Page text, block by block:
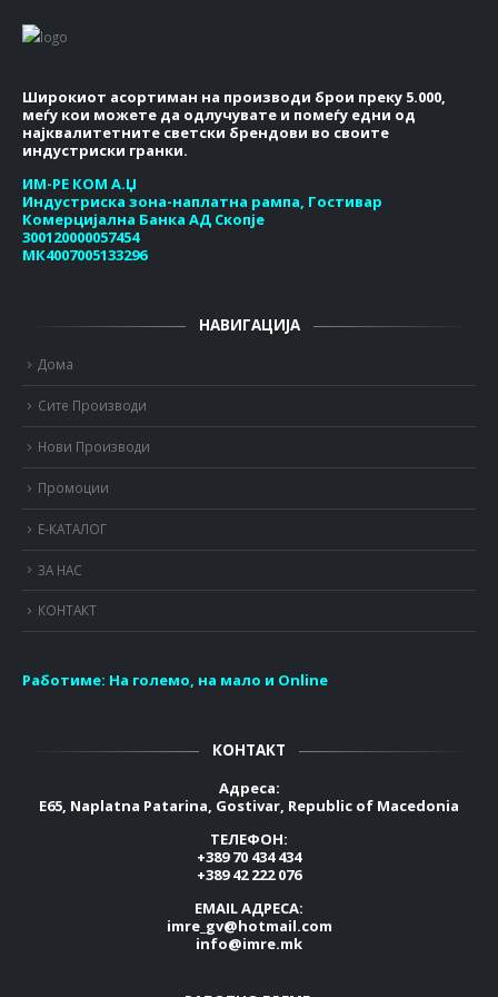
Широкиот асортиман на производи брои преку 5.000,
меѓу кои можете да одлучувате и помеѓу едни од
најквалитетните светски брендови во своите
индустриски гранки.
ИМ-РЕ КОМ А.Џ
Индустриска зона-наплатна рампа, Гостивар
Комерцијална Банка АД Скопје
300120000057454
МК4007005133296
НАВИГАЦИЈА
Дома
Сите Производи
Нови Производи
Промоции
Е-КАТАЛОГ
ЗА НАС
КОНТАКТ
Работиме: На големо, на мало и Online
КОНТАКТ
Адреса:
E65, Naplatna Patarina, Gostivar, Republic of Macedonia
ТЕЛЕФОН:
+389 70 434 434
+389 42 222 076
EMAIL АДРЕСА:
imre_gv@hotmail.com
info@imre.mk